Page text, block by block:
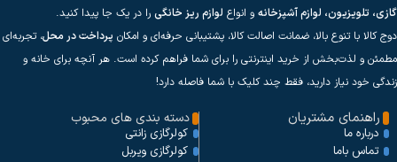
گازی، تلویزیون، لوازم آشپزخانه و انواع لوازم ریز خانگی را در یک جا پیدا کنید.
دوج کالا با تنوع بالا، ضمانت اصالت کالا، پشتیبانی حرفه‌ای و امکان پرداخت در محل، تجربه‌ای
مطمئن و لذت‌بخش از خرید اینترنتی را برای شما فراهم کرده است. هر آنچه برای خانه و
زندگی خود نیاز دارید، فقط چند کلیک با شما فاصله دارد!
راهنمای مشتریان
درباره ما
تماس باما
دسته بندی های محبوب
کولرگازی زانتی
کولرگازی ویربل